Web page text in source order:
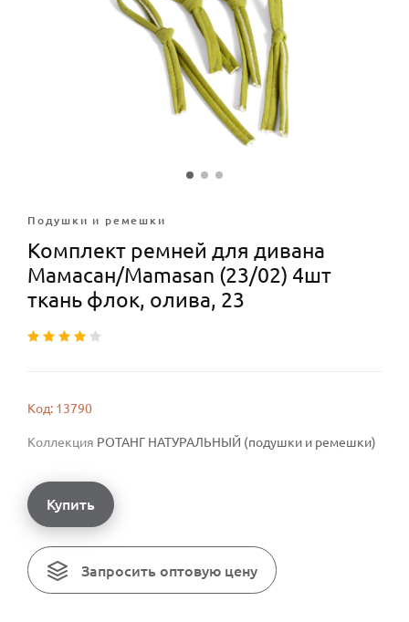
Подушки и ремешки
Комплект ремней для дивана
Мамасан/Mamasan (23/02) 4шт
ткань флок, олива, 23
Код: 13790
Коллекция РОТАНГ НАТУРАЛЬНЫЙ (подушки и ремешки)
Купить
Запросить оптовую цену